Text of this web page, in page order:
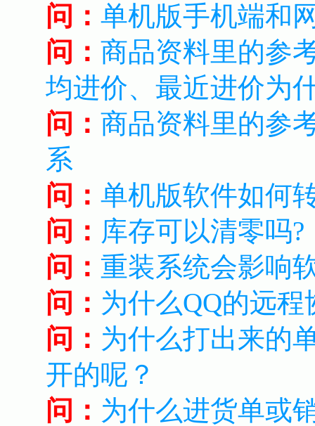
问： 单机版手机端和
问： 商品资料里的参
均进价、最近进价为
问： 商品资料里的参
系
问： 单机版软件如何
问： 库存可以清零吗?
问： 重装系统会影响
问： 为什么QQ的远
问： 为什么打出来的
开的呢？
问： 为什么进货单或